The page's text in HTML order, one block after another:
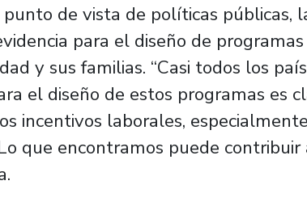
de vista de políticas públicas,
para el diseño de
y sus familias. “Casi todos los
el diseño de estos programas es
incentivos laborales,
que encontramos puede contribuir